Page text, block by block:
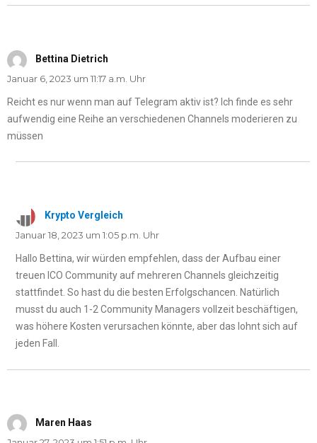
Bettina Dietrich
Januar 6, 2023 um 11:17 a.m. Uhr
Reicht es nur wenn man auf Telegram aktiv ist? Ich finde es sehr
aufwendig eine Reihe an verschiedenen Channels moderieren zu
müssen
Krypto Vergleich
Januar 18, 2023 um 1:05 p.m. Uhr
Hallo Bettina, wir würden empfehlen, dass der Aufbau einer
treuen ICO Community auf mehreren Channels gleichzeitig
stattfindet. So hast du die besten Erfolgschancen. Natürlich
musst du auch 1-2 Community Managers vollzeit beschäftigen,
was höhere Kosten verursachen könnte, aber das lohnt sich auf
jeden Fall.
Maren Haas